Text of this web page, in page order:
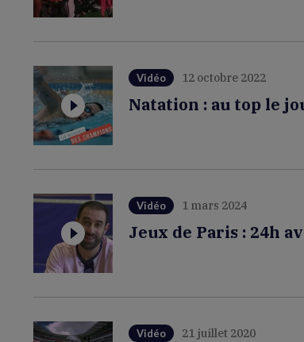
Vidéo 12 octobre 2022
Natation : au top le
Vidéo 1 mars 2024
Jeux de Paris : 24h
Vidéo 21 juillet 2020